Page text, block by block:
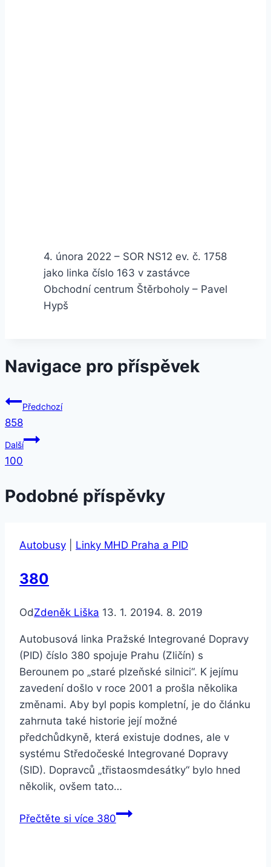
4. února 2022 – SOR NS12 ev. č. 1758
jako linka číslo 163 v zastávce
Obchodní centrum Štěrboholy – Pavel
Hypš
Navigace pro příspěvek
Předchozí
858
Další
100
Podobné příspěvky
Autobusy Linky MHD Praha a PID
380
OdZdeněk Liška 13. 1. 20194. 8. 2019
Autobusová linka Pražské Integrované Dopravy
(PID) číslo 380 spojuje Prahu (Zličín) s
Berounem po „staré plzeňské silnici“. K jejímu
zavedení došlo v roce 2001 a prošla několika
změnami. Aby byl popis kompletní, je do článku
zahrnuta také historie její možné
předchůdkyně, která existuje dodnes, ale v
systému Středočeské Integrované Dopravy
(SID). Dopravců „třistaosmdesátky“ bylo hned
několik, ovšem tato…
Přečtěte si více 380